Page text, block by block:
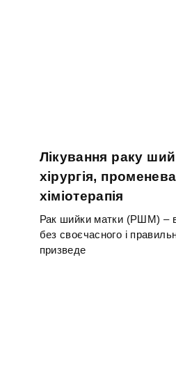
Лікування раку
хірургія,
хіміотерапія
Рак шийки матки (РШМ) –
без своєчасного і
призведе